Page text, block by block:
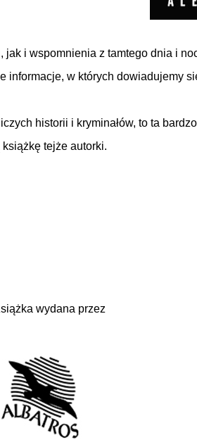
i wspomnienia z tamtego dnia i
w których dowiadujemy
historii i kryminałów, to ta
tejże autorki.
wydana przez